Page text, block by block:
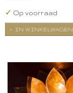
✓ Op voorraad
IN WINKELWAGEN